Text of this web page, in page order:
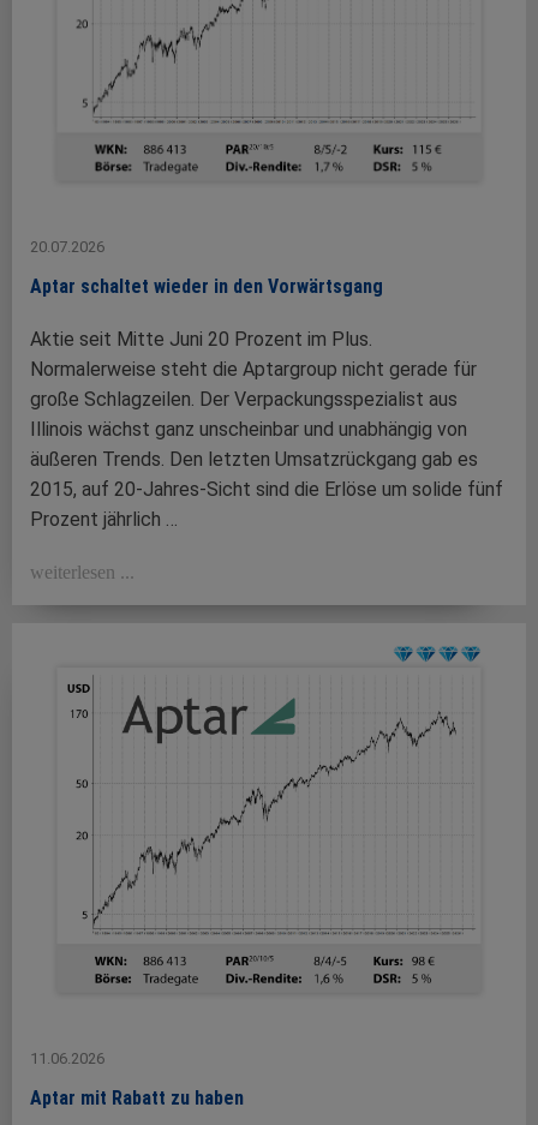
20.07.2026
Aptar schaltet wieder in den Vorwärtsgang
Aktie seit Mitte Juni 20 Prozent im Plus.
Normalerweise steht die Aptargroup nicht gerade für
große Schlagzeilen. Der Verpackungsspezialist aus
Illinois wächst ganz unscheinbar und unabhängig von
äußeren Trends. Den letzten Umsatzrückgang gab es
2015, auf 20-Jahres-Sicht sind die Erlöse um solide fünf
Prozent jährlich …
weiterlesen ...
11.06.2026
Aptar mit Rabatt zu haben